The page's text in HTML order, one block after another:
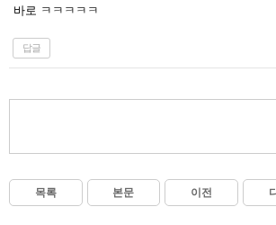
바로 ㅋㅋㅋㅋㅋ
답글
목록 본문 이전